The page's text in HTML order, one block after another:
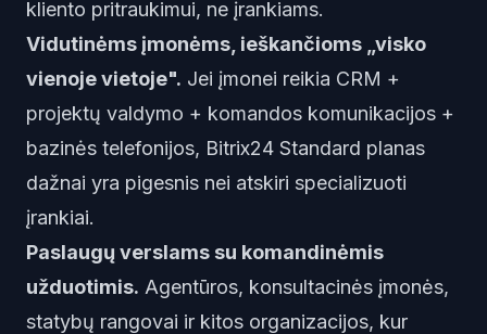
kliento pritraukimui, ne įrankiams.
Vidutinėms įmonėms, ieškančioms „visko
vienoje vietoje". Jei įmonei reikia CRM +
projektų valdymo + komandos komunikacijos +
bazinės telefonijos, Bitrix24 Standard planas
dažnai yra pigesnis nei atskiri specializuoti
įrankiai.
Paslaugų verslams su komandinėmis
užduotimis. Agentūros, konsultacinės įmonės,
statybų rangovai ir kitos organizacijos, kur